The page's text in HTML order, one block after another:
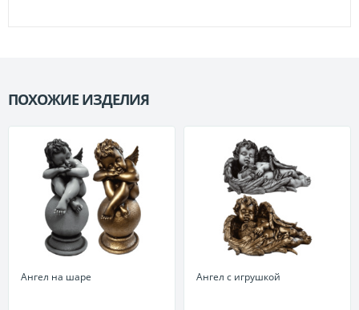
ПОХОЖИЕ ИЗДЕЛИЯ
Ангел на шаре Ангел с игрушкой